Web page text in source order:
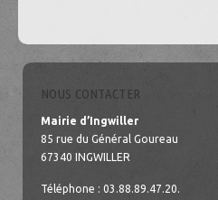
NOUS CONTACTER
Mairie d’Ingwiller
85 rue du Général Goureau
67340 INGWILLER
Téléphone : 03.88.89.47.20.